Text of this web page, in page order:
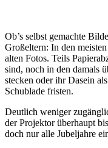
Ob’s selbst gemachte
Großeltern: In den
alten Fotos. Teils
sind, noch in den damals
stecken oder ihr Dasein
Schublade fristen.
Deutlich weniger
der Projektor überhaupt
doch nur alle Jubeljahre